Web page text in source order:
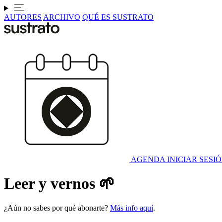
AUTORES ARCHIVO QUÉ ES SUSTRATO
AGENDA INICIAR
Leer y vernos 🌱
¿Aún no sabes por qué abonarte? Más info aquí.